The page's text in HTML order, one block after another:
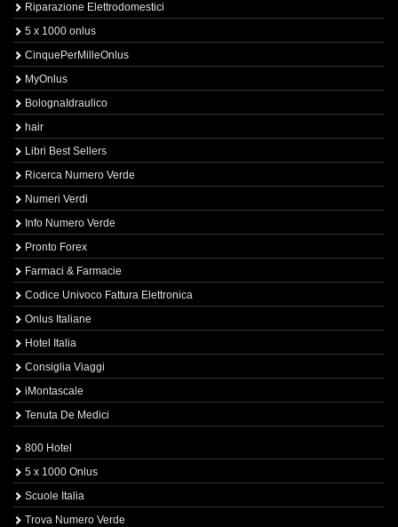
Riparazione Elettrodomestici
5 x 1000 onlus
CinquePerMilleOnlus
MyOnlus
BolognaIdraulico
hair
Libri Best Sellers
Ricerca Numero Verde
Numeri Verdi
Info Numero Verde
Pronto Forex
Farmaci & Farmacie
Codice Univoco Fattura Elettronica
Onlus Italiane
Hotel Italia
Consiglia Viaggi
iMontascale
Tenuta De Medici
800 Hotel
5 x 1000 Onlus
Scuole Italia
Trova Numero Verde